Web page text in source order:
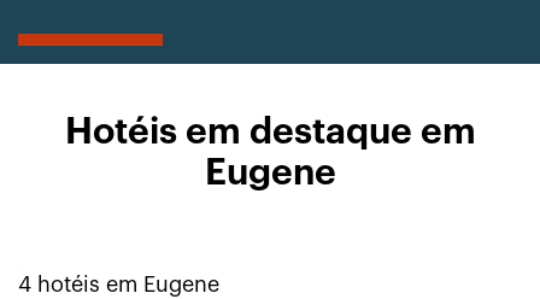
Hotéis em destaque em
Eugene
4 hotéis em Eugene